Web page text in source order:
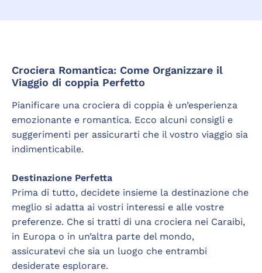
Crociera Romantica: Come Organizzare il
Viaggio di coppia Perfetto
Pianificare una crociera di coppia è un’esperienza
emozionante e romantica. Ecco alcuni consigli e
suggerimenti per assicurarti che il vostro viaggio sia
indimenticabile.
Destinazione Perfetta
Prima di tutto, decidete insieme la destinazione che
meglio si adatta ai vostri interessi e alle vostre
preferenze. Che si tratti di una crociera nei Caraibi,
in Europa o in un’altra parte del mondo,
assicuratevi che sia un luogo che entrambi
desiderate esplorare.